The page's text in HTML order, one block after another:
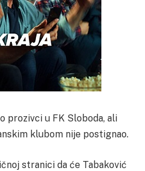
prozivci u FK Sloboda, ali
klubom nije postignao.
stranici da će Tabaković